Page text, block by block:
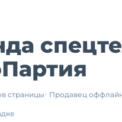
страницы Продавец